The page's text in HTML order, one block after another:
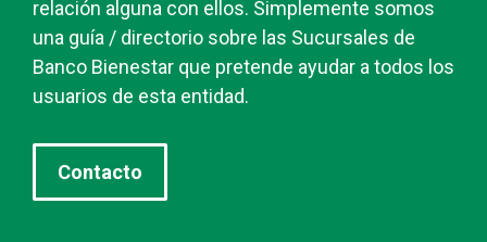
relación alguna con ellos. Simplemente somos
una guía / directorio sobre las Sucursales de
Banco Bienestar que pretende ayudar a todos los
usuarios de esta entidad.
Contacto